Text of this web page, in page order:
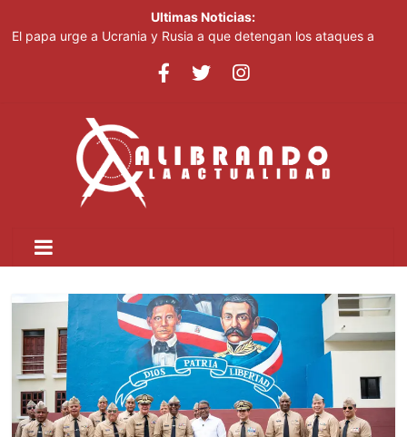
Ultimas Noticias:
El papa urge a Ucrania y Rusia a que detengan los ataques a
Irán afirma que Ormuz seguirá bloqueado hasta que EE. UU.
El papa urge a Ucrania y Rusia a que detengan los ataques a
objetivos civiles
Pronostican cielo grisáceo por polvo del Sahara y temperaturas
calurosas este domingo